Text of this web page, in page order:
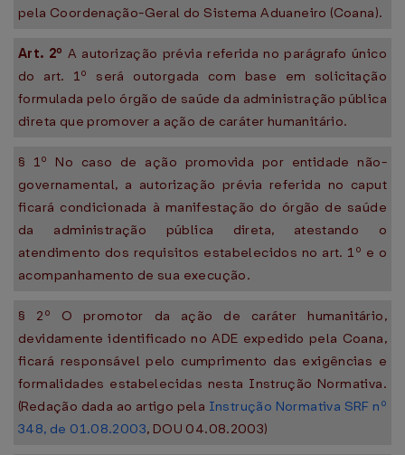
pela Coordenação-Geral do Sistema Aduaneiro (Coana).
Art. 2º A autorização prévia referida no parágrafo único
do art. 1º será outorgada com base em solicitação
formulada pelo órgão de saúde da administração pública
direta que promover a ação de caráter humanitário.
§ 1º No caso de ação promovida por entidade não-
governamental, a autorização prévia referida no caput
ficará condicionada à manifestação do órgão de saúde
da administração pública direta, atestando o
atendimento dos requisitos estabelecidos no art. 1º e o
acompanhamento de sua execução.
§ 2º O promotor da ação de caráter humanitário,
devidamente identificado no ADE expedido pela Coana,
ficará responsável pelo cumprimento das exigências e
formalidades estabelecidas nesta Instrução Normativa.
(Redação dada ao artigo pela Instrução Normativa SRF nº
348, de 01.08.2003, DOU 04.08.2003)